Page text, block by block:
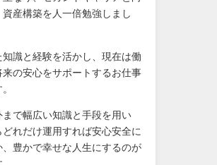
資産構築を人一倍勉強しまし
知識と経験を活かし、現在は働
来の安心をサポートするお仕事
まで幅広い知識と手段を用い
どれだけ運用すれば安心安全に
、豊かで幸せな人生にするのが